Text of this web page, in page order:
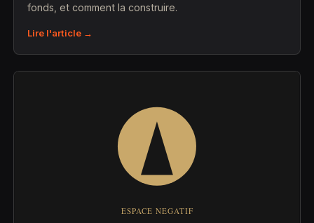
fonds, et comment la construire.
Lire l'article →